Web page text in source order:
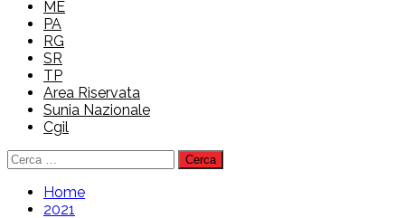
ME
PA
RG
SR
TP
Area Riservata
Sunia Nazionale
Cgil
Ricerca
per:
Home
2021